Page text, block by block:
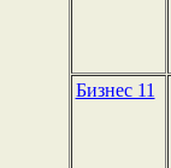
Бизнес 11